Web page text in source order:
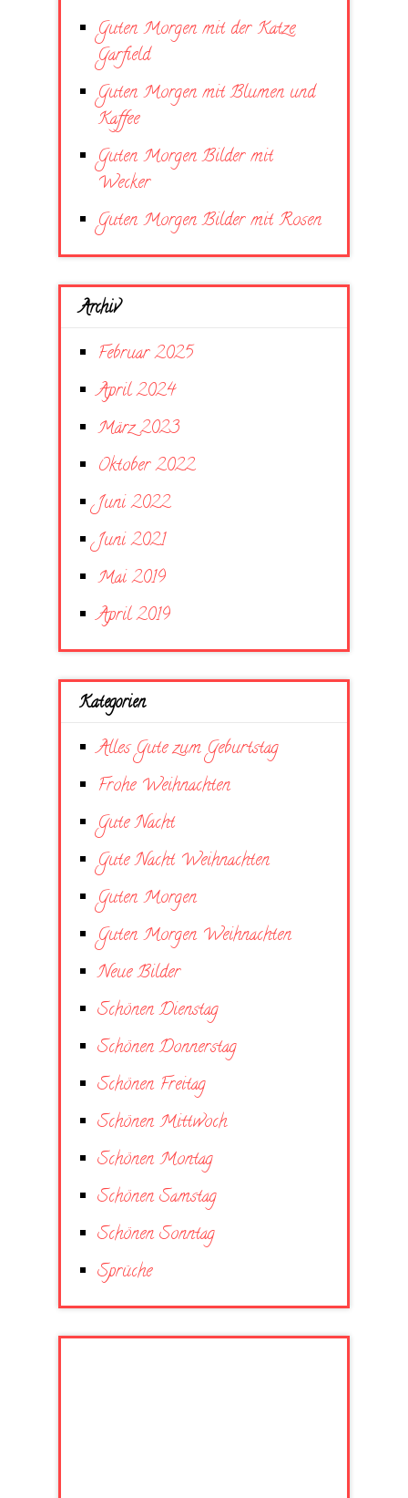
Guten Morgen mit der Katze
Garfield
Guten Morgen mit Blumen und
Kaffee
Guten Morgen Bilder mit
Wecker
Guten Morgen Bilder mit Rosen
Archiv
Februar 2025
April 2024
März 2023
Oktober 2022
Juni 2022
Juni 2021
Mai 2019
April 2019
Kategorien
Alles Gute zum Geburtstag
Frohe Weihnachten
Gute Nacht
Gute Nacht Weihnachten
Guten Morgen
Guten Morgen Weihnachten
Neue Bilder
Schönen Dienstag
Schönen Donnerstag
Schönen Freitag
Schönen Mittwoch
Schönen Montag
Schönen Samstag
Schönen Sonntag
Sprüche